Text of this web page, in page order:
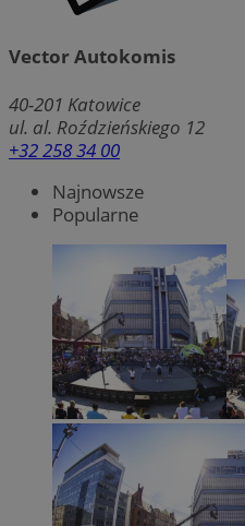
Vector Autokomis
40-201 Katowice
ul. al. Roździeńskiego 12
+32 258 34 00
Najnowsze
Popularne